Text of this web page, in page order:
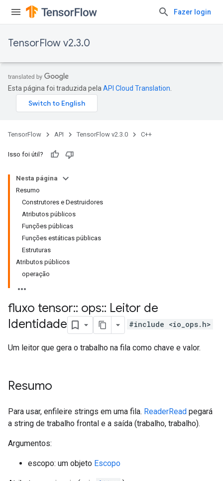
Fazer login
TensorFlow v2.3.0
Esta página foi traduzida pela API Cloud Translation
TensorFlow API TensorFlow v2.3.0 C++
Isso foi útil?
Nesta página
Resumo
Construtores e Destruidores
Atributos públicos
Funções públicas
Funções estáticas públicas
Estruturas
Atributos públicos
operação
fluxo tensor:: ops:: Leitor de
Identidade
#include <io_ops.h>
Um leitor que gera o trabalho na fila como chave e valor.
Resumo
Para usar, enfileire strings em uma fila. ReaderRead pegará
a string de trabalho frontal e a saída (trabalho, trabalho).
Argumentos:
escopo: um objeto Escopo